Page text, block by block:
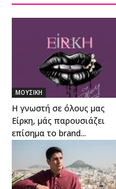
ΜΟΥΣΙΚΗ
Η γνωστή σε όλους μας
Είρκη, μάς παρουσιάζει
επίσημα το brand...